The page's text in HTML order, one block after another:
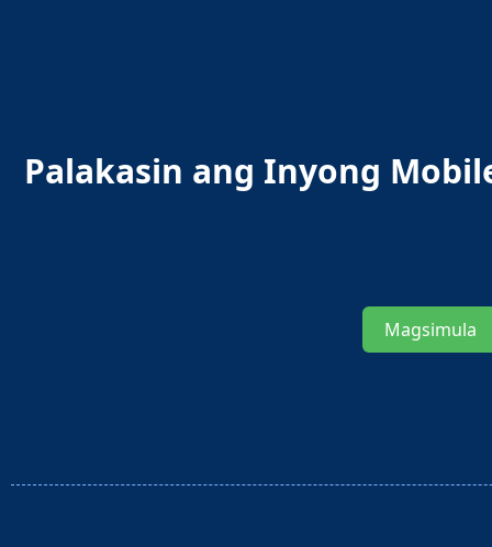
Palakasin ang Inyong
Magsimula